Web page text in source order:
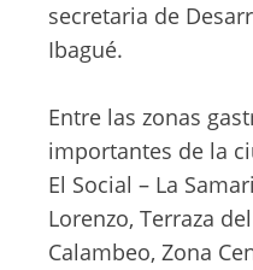
secretaria de
Ibagué.
Entre las zonas
importantes de la
El Social – La
Lorenzo, Terraza
Calambeo, Zona